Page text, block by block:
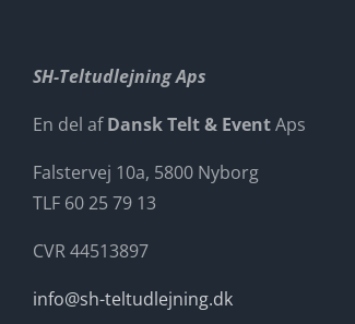
SH-Teltudlejning Aps
En del afDansk Telt & EventAps
Falstervej 10a, 5800 Nyborg
TLF 60 25 79 13
CVR 44513897
info@sh-teltudlejning.dk